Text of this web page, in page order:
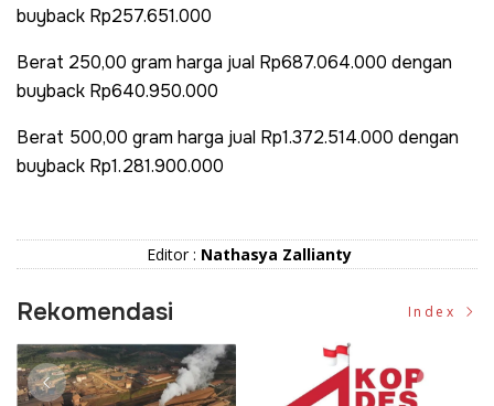
buyback Rp257.651.000
Berat 250,00 gram harga jual Rp687.064.000 dengan
buyback Rp640.950.000
Berat 500,00 gram harga jual Rp1.372.514.000 dengan
buyback Rp1.281.900.000
Editor : Nathasya Zallianty
Rekomendasi Index